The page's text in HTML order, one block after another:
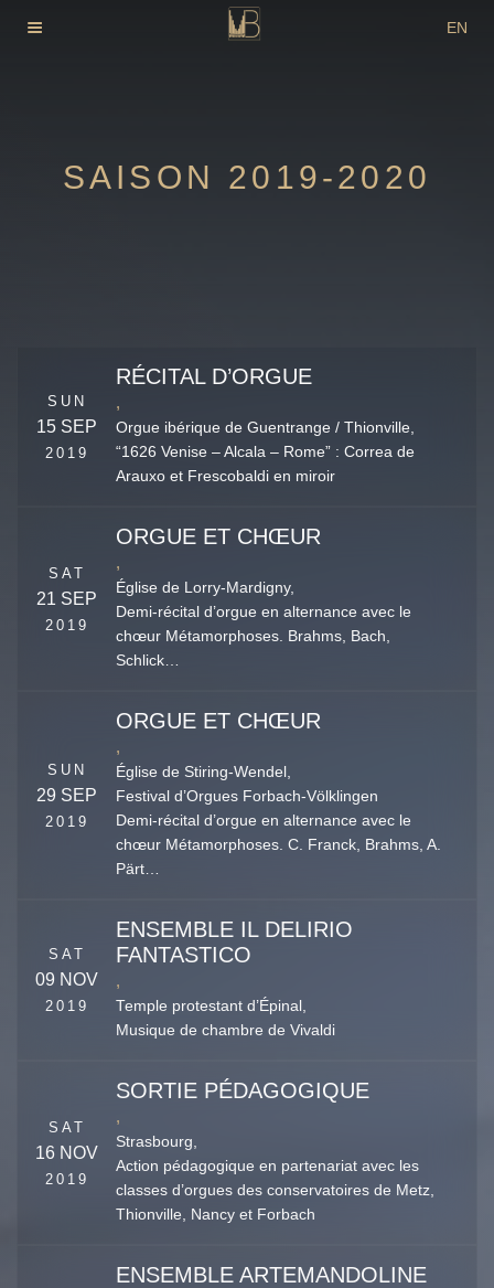
EN
SAISON 2019-2020
SUN
15 SEP
2019
RÉCITAL D’ORGUE
,
Orgue ibérique de Guentrange / Thionville,
“1626 Venise – Alcala – Rome” : Correa de
Arauxo et Frescobaldi en miroir
SAT
21 SEP
2019
ORGUE ET CHŒUR
,
Église de Lorry-Mardigny,
Demi-récital d’orgue en alternance avec le
chœur Métamorphoses. Brahms, Bach,
Schlick…
SUN
29 SEP
2019
ORGUE ET CHŒUR
,
Église de Stiring-Wendel,
Festival d’Orgues Forbach-Völklingen
Demi-récital d’orgue en alternance avec le
chœur Métamorphoses. C. Franck, Brahms, A.
Pärt…
SAT
09 NOV
2019
ENSEMBLE IL DELIRIO
FANTASTICO
,
Temple protestant d’Épinal,
Musique de chambre de Vivaldi
SAT
16 NOV
2019
SORTIE PÉDAGOGIQUE
,
Strasbourg,
Action pédagogique en partenariat avec les
classes d’orgues des conservatoires de Metz,
Thionville, Nancy et Forbach
ENSEMBLE ARTEMANDOLINE